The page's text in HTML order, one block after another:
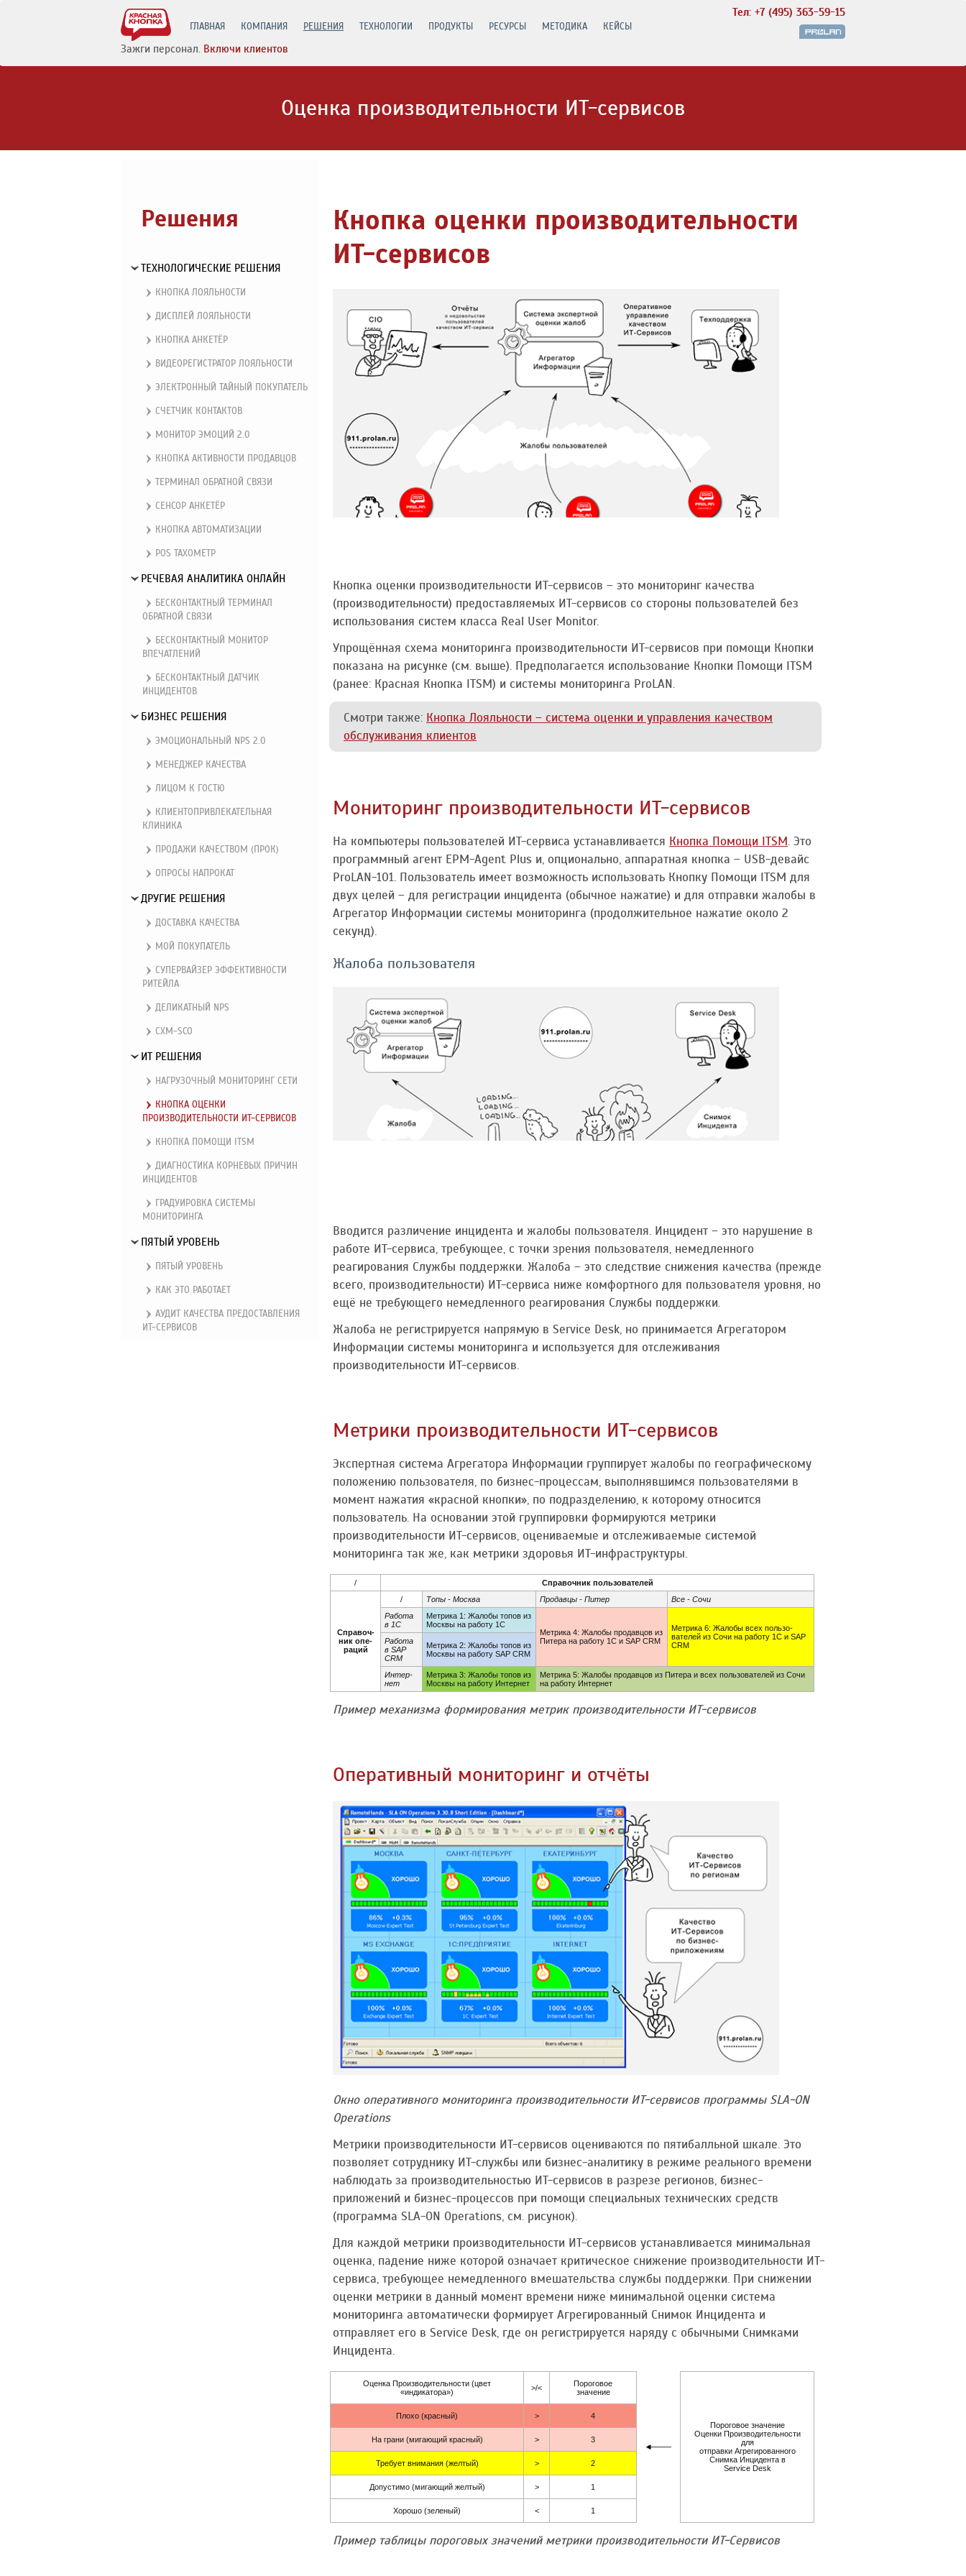
ГЛАВНАЯ КОМПАНИЯ РЕШЕНИЯ ТЕХНОЛОГИИ ПРОДУКТЫ РЕСУРСЫ МЕТОДИКА КЕЙСЫ
Тел: +7 (495) 363-59-15
Зажги персонал. Включи клиентов
Оценка производительности ИТ-сервисов
Решения
ТЕХНОЛОГИЧЕСКИЕ РЕШЕНИЯ
КНОПКА ЛОЯЛЬНОСТИ
ДИСПЛЕЙ ЛОЯЛЬНОСТИ
КНОПКА АНКЕТЁР
ВИДЕОРЕГИСТРАТОР ЛОЯЛЬНОСТИ
ЭЛЕКТРОННЫЙ ТАЙНЫЙ ПОКУПАТЕЛЬ
СЧЕТЧИК КОНТАКТОВ
МОНИТОР ЭМОЦИЙ 2.0
КНОПКА АКТИВНОСТИ ПРОДАВЦОВ
ТЕРМИНАЛ ОБРАТНОЙ СВЯЗИ
СЕНСОР АНКЕТЁР
КНОПКА АВТОМАТИЗАЦИИ
POS ТАХОМЕТР
РЕЧЕВАЯ АНАЛИТИКА ОНЛАЙН
БЕСКОНТАКТНЫЙ ТЕРМИНАЛ
ОБРАТНОЙ СВЯЗИ
БЕСКОНТАКТНЫЙ МОНИТОР
ВПЕЧАТЛЕНИЙ
БЕСКОНТАКТНЫЙ ДАТЧИК
ИНЦИДЕНТОВ
БИЗНЕС РЕШЕНИЯ
ЭМОЦИОНАЛЬНЫЙ NPS 2.0
МЕНЕДЖЕР КАЧЕСТВА
ЛИЦОМ К ГОСТЮ
КЛИЕНТОПРИВЛЕКАТЕЛЬНАЯ
КЛИНИКА
ПРОДАЖИ КАЧЕСТВОМ (ПРОК)
ОПРОСЫ НАПРОКАТ
ДРУГИЕ РЕШЕНИЯ
ДОСТАВКА КАЧЕСТВА
МОЙ ПОКУПАТЕЛЬ
СУПЕРВАЙЗЕР ЭФФЕКТИВНОСТИ
РИТЕЙЛА
ДЕЛИКАТНЫЙ NPS
CXM-SCO
ИТ РЕШЕНИЯ
НАГРУЗОЧНЫЙ МОНИТОРИНГ СЕТИ
КНОПКА ОЦЕНКИ
ПРОИЗВОДИТЕЛЬНОСТИ ИТ-СЕРВИСОВ
КНОПКА ПОМОЩИ ITSM
ДИАГНОСТИКА КОРНЕВЫХ ПРИЧИН
ИНЦИДЕНТОВ
ГРАДУИРОВКА СИСТЕМЫ
МОНИТОРИНГА
ПЯТЫЙ УРОВЕНЬ
ПЯТЫЙ УРОВЕНЬ
КАК ЭТО РАБОТАЕТ
АУДИТ КАЧЕСТВА ПРЕДОСТАВЛЕНИЯ
ИТ-СЕРВИСОВ
Кнопка оценки производительности
ИТ-сервисов
Кнопка оценки производительности ИТ-сервисов – это мониторинг качества
(производительности) предоставляемых ИТ-сервисов со стороны пользователей без
использования систем класса Real User Monitor.
Упрощённая схема мониторинга производительности ИТ-сервисов при помощи Кнопки
показана на рисунке (см. выше). Предполагается использование Кнопки Помощи ITSM
(ранее: Красная Кнопка ITSM) и системы мониторинга ProLAN.
Смотри также: Кнопка Лояльности – система оценки и управления качеством
обслуживания клиентов
Мониторинг производительности ИТ-сервисов
На компьютеры пользователей ИТ-сервиса устанавливается Кнопка Помощи ITSM. Это
программный агент EPM-Agent Plus и, опционально, аппаратная кнопка – USB-девайс
ProLAN-101. Пользователь имеет возможность использовать Кнопку Помощи ITSM для
двух целей – для регистрации инцидента (обычное нажатие) и для отправки жалобы в
Агрегатор Информации системы мониторинга (продолжительное нажатие около 2
секунд).
Жалоба пользователя
Вводится различение инцидента и жалобы пользователя. Инцидент – это нарушение в
работе ИТ-сервиса, требующее, с точки зрения пользователя, немедленного
реагирования Службы поддержки. Жалоба – это следствие снижения качества (прежде
всего, производительности) ИТ-сервиса ниже комфортного для пользователя уровня, но
ещё не требующего немедленного реагирования Службы поддержки.
Жалоба не регистрируется напрямую в Service Desk, но принимается Агрегатором
Информации системы мониторинга и используется для отслеживания
производительности ИТ-сервисов.
Метрики производительности ИТ-сервисов
Экспертная система Агрегатора Информации группирует жалобы по географическому
положению пользователя, по бизнес-процессам, выполнявшимся пользователями в
момент нажатия «красной кнопки», по подразделению, к которому относится
пользователь. На основании этой группировки формируются метрики
производительности ИТ-сервисов, оцениваемые и отслеживаемые системой
мониторинга так же, как метрики здоровья ИТ-инфраструктуры.
/ Справочник пользователей
Спра­воч­
ник опе­
ра­ций
/ Топы - Москва Продав­цы - Питер
Все - Сочи
Рабо­та
в 1С
Метрика 1: Жалобы топов из
Москвы на работу 1С
Метрика 4: Жалобы продавцов из
Питера на работу 1С и SAP CRM
Метрика 6: Жалобы всех пользо­
вателей из Сочи на работу 1С и SAP
CRM
Рабо­та
в SAP
CRM
Метрика 2: Жалобы топов из
Москвы на работу SAP CRM
Интер­
нет
Метрика 3: Жалобы топов из
Москвы на работу Интернет
Метрика 5: Жалобы продавцов из Питера и всех пользо­вателей из Сочи
на работу Интернет
Пример механизма формирования метрик производительности ИТ-сервисов
Оперативный мониторинг и отчёты
Окно оперативного мониторинга производительности ИТ-сервисов программы SLA-ON
Operations
Метрики производительности ИТ-сервисов оцениваются по пятибалльной шкале. Это
позволяет сотруднику ИТ-службы или бизнес-аналитику в режиме реального времени
наблюдать за производительностью ИТ-сервисов в разрезе регионов, бизнес-
приложений и бизнес-процессов при помощи специальных технических средств
(программа SLA-ON Operations, см. рисунок).
Для каждой метрики производительности ИТ-сервисов устанавливается минимальная
оценка, падение ниже которой означает критическое снижение производительности ИТ-
сервиса, требующее немедленного вмешательства службы поддержки. При снижении
оценки метрики в данный момент времени ниже минимальной оценки система
мониторинга автоматически формирует Агрегированный Снимок Инцидента и
отправляет его в Service Desk, где он регистрируется наряду с обычными Снимками
Инцидента.
Оценка Производительности (цвет
«индикатора»)
>/<
Пороговое
значение
Пороговое значение
Оценки Производительности
для
отправки Агрегированного
Снимка Инцидента в
Service Desk
Плохо (красный) > 4
На грани (мигающий красный) > 3
Требует внимания (желтый) > 2
Допустимо (мигающий желтый) > 1
Хорошо (зеленый) < 1
Пример таблицы пороговых значений метрики производительности ИТ-Сервисов